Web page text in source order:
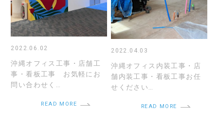
2022.06.02
沖縄オフィス工事・店舗工
事・看板工事 お気軽にお
問い合わせく…
READ MORE
2022.04.03
沖縄オフィス内装工事・店
舗内装工事・看板工事お任
せください…
READ MORE